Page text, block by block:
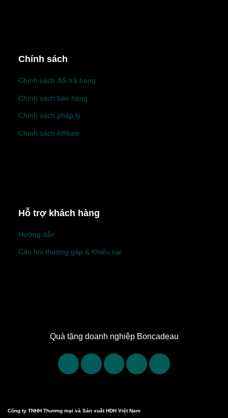
Chính sách
Chính sách đổi trả hàng
Chính sách bán hàng
Chính sách pháp lý
Chính sách Affiliate
Hỗ trợ khách hàng
Hướng dẫn
Câu hỏi thường gặp & Khiếu nại
Quà tặng doanh nghiệp Boncadeau
Công ty TNHH Thương mại và Sản xuất HDH Việt Nam